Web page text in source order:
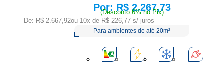
Price:
R$ 2.267,73
(Desconto 6% no Pix)
De: R$ 2.667,92ou 10x de R$ 226,77 s/ juros
Para ambientes de até 20m²